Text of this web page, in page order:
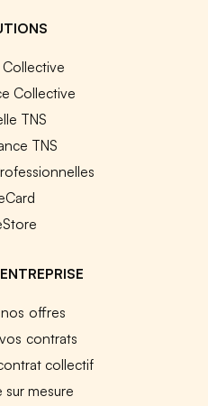
Collective
TNS
TNS
offres
contrats
collectif
sur mesure